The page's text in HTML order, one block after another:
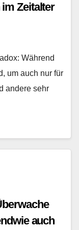
Zeitalter
Während
um auch nur für
andere sehr
auch